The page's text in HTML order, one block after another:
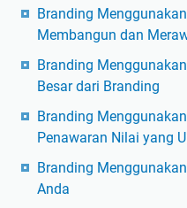
Branding
Membangun dan
Branding
Besar dari Branding
Branding
Penawaran Nilai yang
Branding
Anda